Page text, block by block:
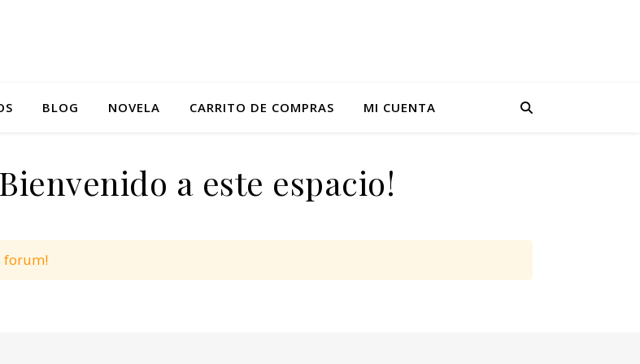
BLOG NOVELA CARRITO DE COMPRAS MI CUENTA
a este espacio!
forum!